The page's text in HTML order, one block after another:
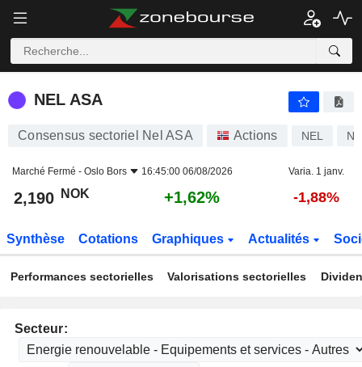
NEL ASA
NEL ASA
Consensus sectoriel Nel ASA Actions NEL
Marché Fermé - Oslo Bors 16:45:00 06/08/2026 Varia. 1 janv.
2,190 NOK +1,62% -1,88%
Synthèse Cotations Graphiques Actualités
Performances sectorielles Valorisations sectorielles
Secteur: